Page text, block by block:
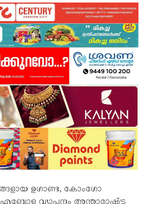
ഉഗാണ്ട, കോംഗോ
എബോള വ്യാപനം അന്താരാഷ്ട്ര